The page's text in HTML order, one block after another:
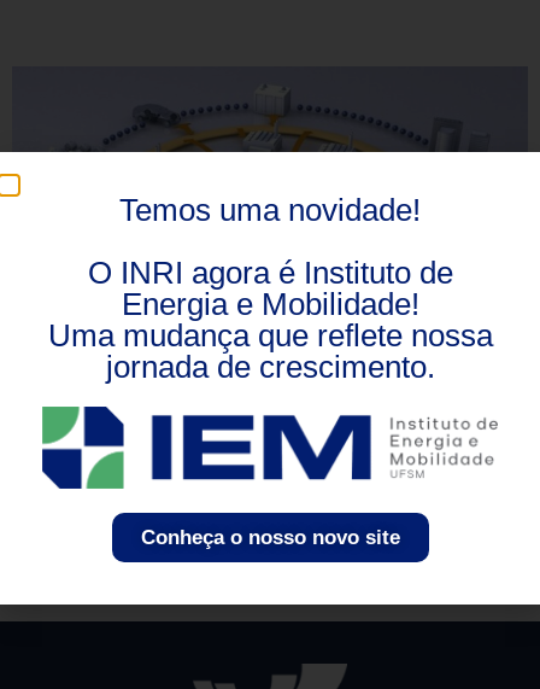
Os benefícios do uso dos Recursos Energéticos
Distribuídos (RED), o sistema elétrico do futuro que aos
poucos conquista seu espaço no presente. Com o
intuito de transformar a maneira de se gerar e distribuir
conceitos de: geração distribuída; sistemas de
armazenamento; veículos elétricos e gerenciamento da
Temos uma novidade!
O INRI agora é Instituto de
Energia e Mobilidade!
Uma mudança que reflete nossa
jornada de crescimento.
Conheça o nosso novo site